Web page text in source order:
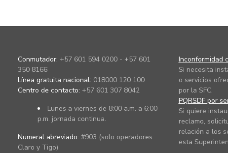
Conmutador: +57 601 594 0200 - +57 601
350 8166
Línea gratuita nacional: 018000 120 100
Centro de contacto: +57 601 307 8042
Lunes a viernes de 8:00 a.m. a 6:00
p.m. jornada continua.
Numeral abreviado: #903 (solo operadores
Claro y Tigo)
Inconformidad
Si necesita
o servicios
por la SFC.
PQRSDF por
Si quiere
reclamo,
relación a los
esta